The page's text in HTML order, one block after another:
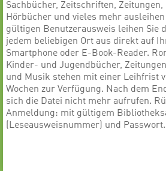
Sachbücher, Zeitschriften,
Hörbücher und vieles mehr
gültigen Benutzerausweis leihen Sie
jedem beliebigen Ort aus direkt auf
Smartphone oder E-Book-Reader.
Kinder- und Jugendbücher,
und Musik stehen mit einer Leihfrist
Wochen zur Verfügung. Nach dem
sich die Datei nicht mehr aufrufen.
Anmeldung: mit gültigem
(Leseausweisnummer) und Passwort.